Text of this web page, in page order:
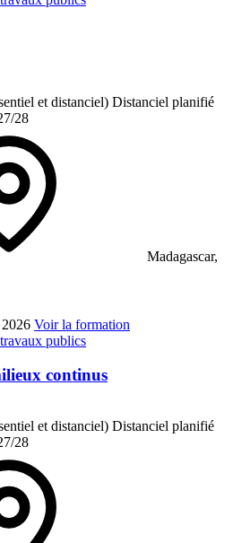
et distanciel) Distanciel planifié
28
Madagascar,
Voir la formation
publics
continus
et distanciel) Distanciel planifié
28